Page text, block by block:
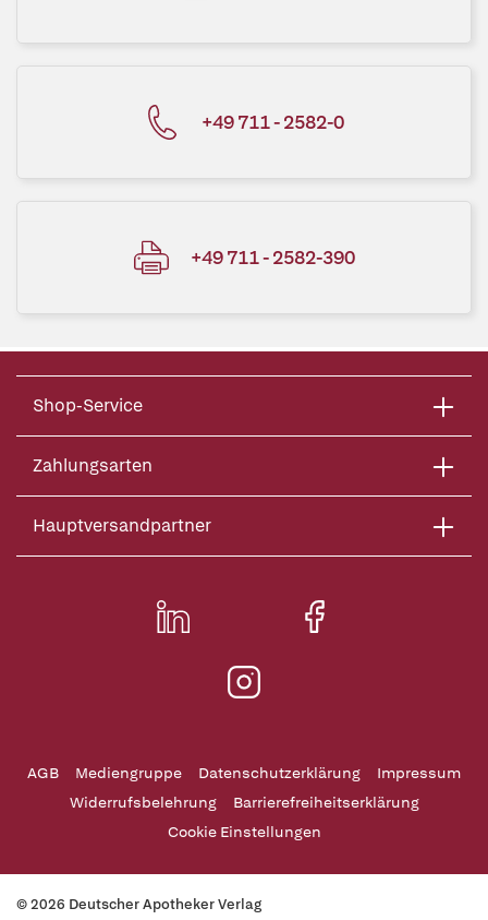
+49 711 - 2582-0
+49 711 - 2582-390
Shop-Service
Zahlungsarten
Hauptversandpartner
AGB Mediengruppe Datenschutzerklärung
Impressum
Widerrufsbelehrung
Barrierefreiheitserklärung
Cookie Einstellungen
© 2026 Deutscher Apotheker Verlag